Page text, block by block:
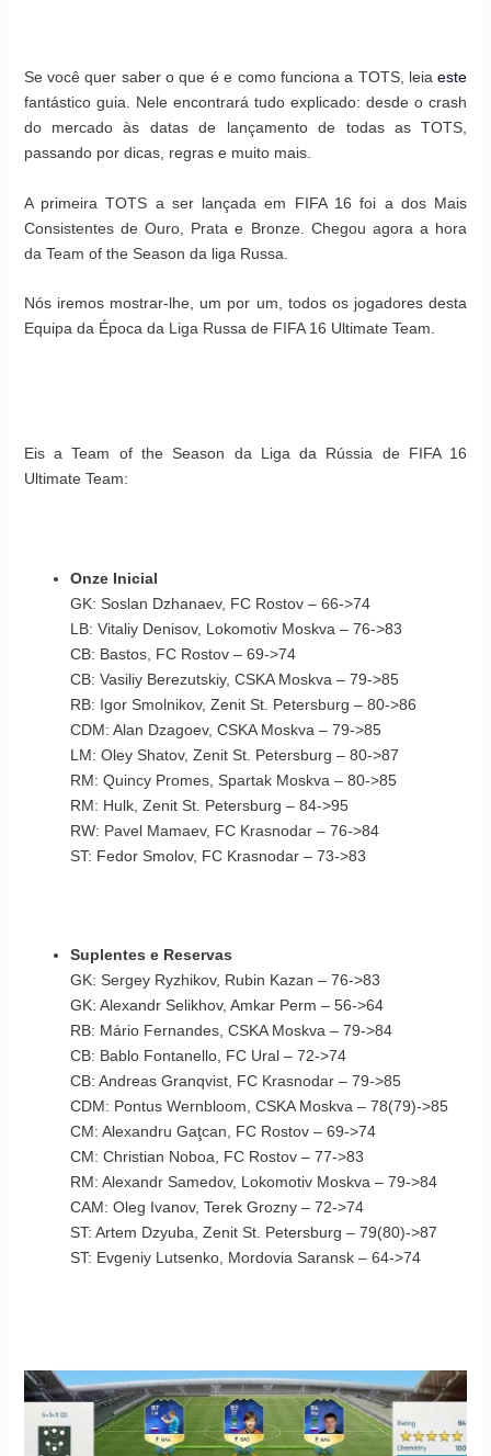
Se você quer saber o que é e como funciona a TOTS, leiaeste
fantástico guia. Nele encontrará tudo explicado: desde o crash
do mercado às datas de lançamento de todas as TOTS,
passando por dicas, regras e muito mais.
A primeira TOTS a ser lançada em FIFA 16 foi a dos Mais
Consistentes de Ouro, Prata e Bronze. Chegou agora a hora
da Team of the Season da liga Russa.
Nós iremos mostrar-lhe, um por um, todos os jogadores desta
Equipa da Época da Liga Russa de FIFA 16 Ultimate Team.
Eis a Team of the Season da Liga da Rússia de FIFA 16
Ultimate Team:
Onze Inicial
GK: Soslan Dzhanaev, FC Rostov – 66->74
LB: Vitaliy Denisov, Lokomotiv Moskva – 76->83
CB: Bastos, FC Rostov – 69->74
CB: Vasiliy Berezutskiy, CSKA Moskva – 79->85
RB: Igor Smolnikov, Zenit St. Petersburg – 80->86
CDM: Alan Dzagoev, CSKA Moskva – 79->85
LM: Oley Shatov, Zenit St. Petersburg – 80->87
RM: Quincy Promes, Spartak Moskva – 80->85
RM: Hulk, Zenit St. Petersburg – 84->95
RW: Pavel Mamaev, FC Krasnodar – 76->84
ST: Fedor Smolov, FC Krasnodar – 73->83
Suplentes e Reservas
GK: Sergey Ryzhikov, Rubin Kazan – 76->83
GK: Alexandr Selikhov, Amkar Perm – 56->64
RB: Mário Fernandes, CSKA Moskva – 79->84
CB: Bablo Fontanello, FC Ural – 72->74
CB: Andreas Granqvist, FC Krasnodar – 79->85
CDM: Pontus Wernbloom, CSKA Moskva – 78(79)->85
CM: Alexandru Gaţcan, FC Rostov – 69->74
CM: Christian Noboa, FC Rostov – 77->83
RM: Alexandr Samedov, Lokomotiv Moskva – 79->84
CAM: Oleg Ivanov, Terek Grozny – 72->74
ST: Artem Dzyuba, Zenit St. Petersburg – 79(80)->87
ST: Evgeniy Lutsenko, Mordovia Saransk – 64->74